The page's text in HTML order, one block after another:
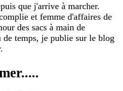
que j'arrive à marcher.
et femme d'affaires de
des sacs à main de
de temps, je publie sur le blog